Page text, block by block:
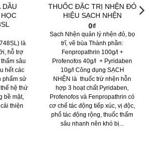
DẦU
là
hỗ trợ
sâu
hết các
phẩm sử
hệ thứ
bề mặt,
thiện
THUỐC ĐẶC TRỊ NHỆN ĐỎ
HIỆU SẠCH NHỆN
0₫
Sạch Nhện quản lý nhện đỏ, bọ
trĩ, vẽ bùa Thành phần:
Fenpropathrin 100g/l +
Profenofos 40g/l + Pyridaben
10g/l Công dụng SẠCH
NHỆN là thuốc trừ nhện hỗn
hợp 3 hoạt chất Pyridaben,
Profenofos và Fenpropathrin có
cơ chế tác động tiếp xúc, vị độc,
phổ tác động rộng, thuốc thấm
sâu nhanh nên khó bị...